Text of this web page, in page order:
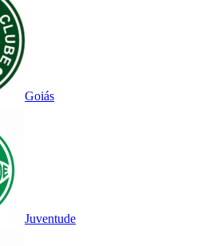
Goiás
Juventude